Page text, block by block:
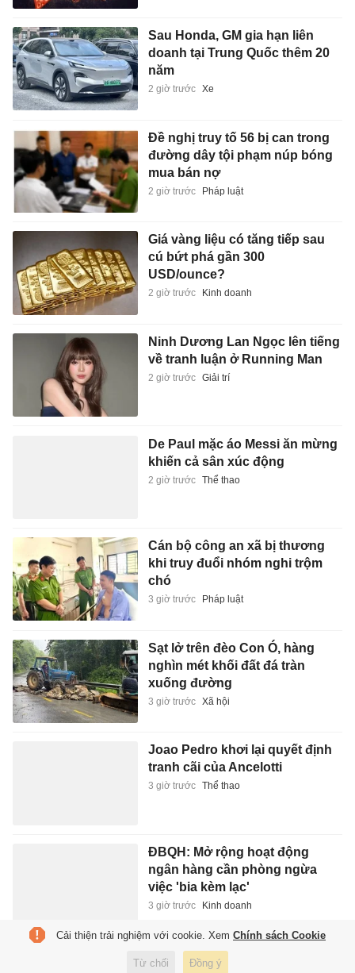
Sau Honda, GM gia hạn liên
doanh tại Trung Quốc thêm 20
năm
2 giờ trước Xe
Đề nghị truy tố 56 bị can trong
đường dây tội phạm núp bóng
mua bán nợ
2 giờ trước Pháp luật
Giá vàng liệu có tăng tiếp sau
cú bứt phá gần 300
USD/ounce?
2 giờ trước Kinh doanh
Ninh Dương Lan Ngọc lên tiếng
về tranh luận ở Running Man
2 giờ trước Giải trí
De Paul mặc áo Messi ăn mừng
khiến cả sân xúc động
2 giờ trước Thể thao
Cán bộ công an xã bị thương
khi truy đuổi nhóm nghi trộm
chó
3 giờ trước Pháp luật
Sạt lở trên đèo Con Ó, hàng
nghìn mét khối đất đá tràn
xuống đường
3 giờ trước Xã hội
Joao Pedro khơi lại quyết định
tranh cãi của Ancelotti
3 giờ trước Thể thao
ĐBQH: Mở rộng hoạt động
ngân hàng cần phòng ngừa
việc 'bia kèm lạc'
3 giờ trước Kinh doanh
Hơn 1.000 người dự giải chạy
Cải thiện trải nghiệm với cookie. Xem Chính sách Cookie
Từ chối Đồng ý